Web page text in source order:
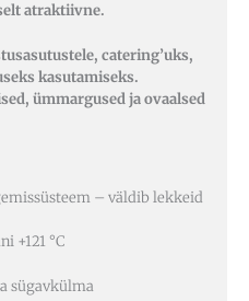
atraktiivne.
catering’uks,
kasutamiseks.
ümmargused ja ovaalsed
– väldib lekkeid
+121 °C
sügavkülma